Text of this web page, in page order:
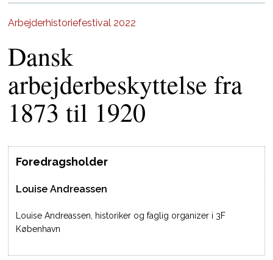
gratis. Ønsker man imidlertid
Arbejderhistoriefestival 2022
Dansk
arbejderbeskyttelse fra
1873 til 1920
Foredragsholder
Louise Andreassen
Louise Andreassen, historiker og faglig organizer i 3F
København